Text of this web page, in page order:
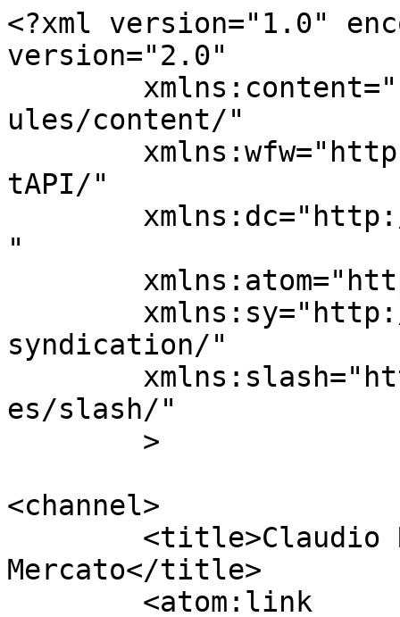
<?xml version="1.0"
version="2.0"
ules/content/"
tAPI/"
"
syndication/"
es/slash/"
<channel>
Mercato</title>